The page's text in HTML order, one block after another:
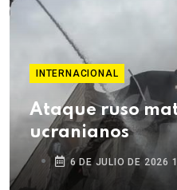
INTERNACIONAL
Ataque ruso
ucranianos
6 DE JULIO DE 2026